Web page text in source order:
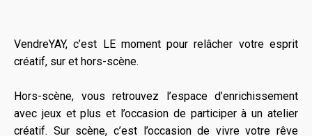
VendreYAY, c’est LE moment pour relâcher votre esprit
créatif, sur et hors-scène.
Hors-scène, vous retrouvez l’espace d’enrichissement
avec jeux et plus et l’occasion de participer à un atelier
créatif. Sur scène, c’est l’occasion de vivre votre rêve